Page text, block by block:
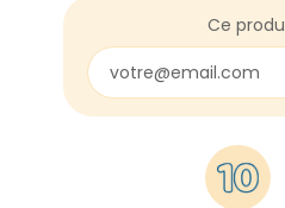
Ce